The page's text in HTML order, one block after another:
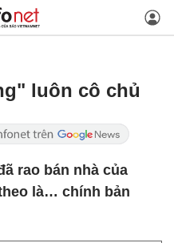
luôn cô chủ
rao bán nhà của
là… chính bản